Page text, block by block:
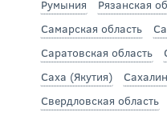
Румыния
Рязанская
Самарская область
Саратовская область
Саха (Якутия)
Свердловская область